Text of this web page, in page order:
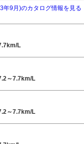
年9月)のカタログ情報を見る
L
～7.7km/L
～7.7km/L